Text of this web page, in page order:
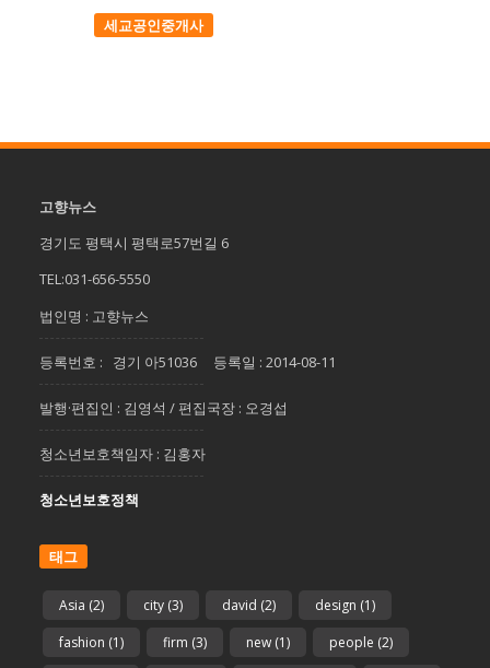
세교공인중개사
고향뉴스
경기도 평택시 평택로57번길 6
TEL:031-656-5550
법인명 : 고향뉴스
등록번호 : 경기 아51036 등록일 : 2014-08-11
발행·편집인 : 김영석 / 편집국장 : 오경섭
청소년보호책임자 : 김홍자
청소년보호정책
태그
Asia (2) city (3) david (2) design (1)
fashion (1) firm (3) new (1) people (2)